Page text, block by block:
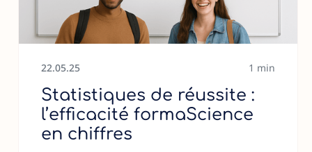
22.05.25 1 min
Statistiques de réussite :
l’efficacité formaScience
en chiffres